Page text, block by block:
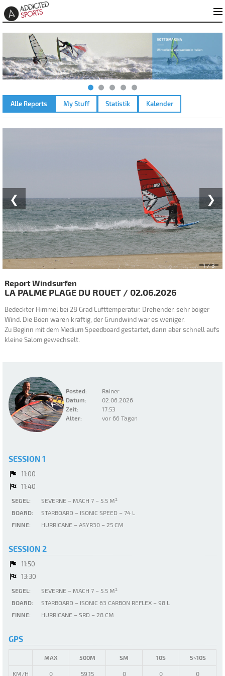
Alle Reports My Stuff Statistik Kalender
❯
❮
2/ 3
Posted:
Rainer
Datum:
02.06.2026
Zeit:
17:53
Alter:
vor 66 Tagen
Report Windsurfen
LA PALME PLAGE DU ROUET / 02.06.2026
Bedeckter Himmel bei 28 Grad Lufttemperatur. Drehender, sehr böiger
Wind. Die Böen waren kräftig, der Grundwind war es weniger.
Zu Beginn mit dem Medium Speedboard gestartet, dann aber schnell aufs
kleine Salom gewechselt.
SESSION 1
11:00
11:40
SEGEL:
SEVERNE – MACH 7 – 5.5 M²
BOARD:
STARBOARD – ISONIC SPEED – 74 L
FINNE:
HURRICANE – ASYR30 – 25 CM
SESSION 2
11:50
13:30
SEGEL:
SEVERNE – MACH 7 – 5.5 M²
BOARD:
STARBOARD – ISONIC 63 CARBON REFLEX – 98 L
FINNE:
HURRICANE – SRD – 28 CM
GPS
MAX 500M SM 10S 5×10S
KM/H 0 59.15 0 0 0